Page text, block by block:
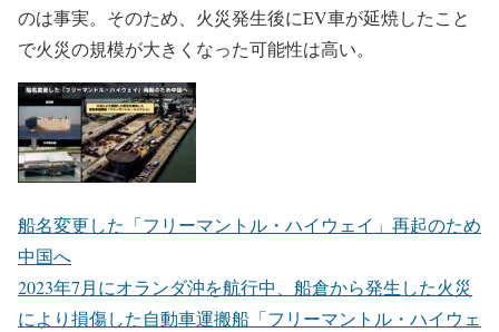
のは事実。そのため、火災発生後にEV車が延焼したこと
で火災の規模が大きくなった可能性は高い。
船名変更した「フリーマントル・ハイウェイ」再起のため
中国へ
2023年7月にオランダ沖を航行中、船倉から発生した火災
により損傷した自動車運搬船「フリーマントル・ハイウェ